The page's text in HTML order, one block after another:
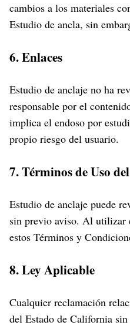
cambios a los materiales
Estudio de ancla, sin
6. Enlaces
Estudio de anclaje no ha
responsable por el
implica el endoso por
propio riesgo del usuario.
7. Términos de Uso
Estudio de anclaje puede
sin previo aviso. Al utilizar
estos Términos y
8. Ley Aplicable
Cualquier reclamación
del Estado de California